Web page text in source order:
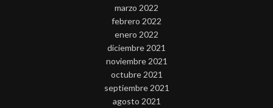
marzo 2022
febrero 2022
enero 2022
diciembre 2021
noviembre 2021
octubre 2021
septiembre 2021
agosto 2021